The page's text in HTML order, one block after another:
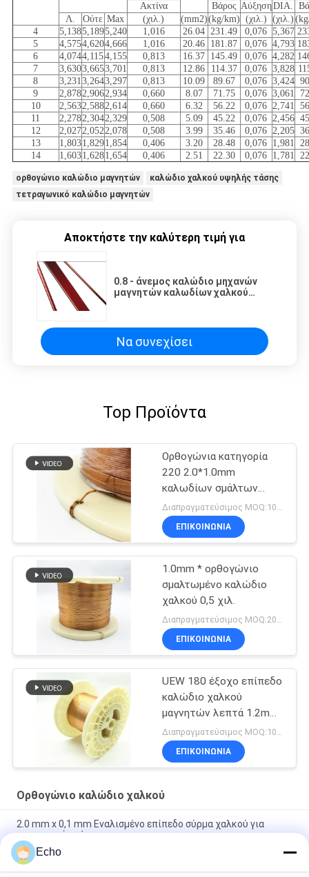
Ακτίνα Βάρος ΑύξησηDIA.
Λ.
Ούτε Max (χιλ.) (mm2)(kg/km) (χιλ.) (χιλ.)
4
5,1385,1895,240 1,016 26.04 231.49 0,076 5,367
5
4,5754,6204,666 1,016 20.46 181.87 0,076 4,793
6
4,0744,1154,155 0,813 16.37 145.49 0,076 4,282
7
3,6303,6653,701 0,813 12.86 114.37 0,076 3,828
8
3,2313,2643,297 0,813 10.09 89.67 0,076 3,424
9
2,8782,9062,934 0,660 8.07 71.75 0,076 3,061
10
2,5632,5882,614 0,660 6.32 56.22 0,076 2,741
11
2,2782,3042,329 0,508 5.09 45.22 0,076 2,456
12
2,0272,0522,078 0,508 3.99 35.46 0,076 2,205
13
1,8031,8291,854 0,406 3.20 28.48 0,076 1,981
14
1,6031,6281,654 0,406 2.51 22.30 0,076 1,781
ορθογώνιο καλώδιο μαγνητών
καλώδιο χαλκού υψηλής τάσης
τετραγωνικό καλώδιο μαγνητών
Αποκτήστε την καλύτερη τιμή για
0.8 - άνεμος καλώδιο μηχανών
μαγνητών καλωδίων χαλκού
Να συνεχίσει
Top Προϊόντα
Ορθογώνια κατηγορία
220 2.0*1.0mm
καλωδίων σμάλτων
χαλκού AIW
Διαπραγματεύσιμος MOQ:10 χιλιόγραμμο/χιλιόγραμμα
ΕΠΙΚΟΙΝΩΝΙΑ
1.0mm * ορθογώνιο
σμαλτωμένο καλώδιο
χαλκού 0,5 χιλ.
ΕΠΙΚΟΙΝΩΝΙΑ
UEW 180 έξοχο επίπεδο
καλώδιο χαλκού
μαγνητών λεπτά 1.2mm
για το τύλιγμα
ΕΠΙΚΟΙΝΩΝΙΑ
Ορθογώνιο καλώδιο χαλκού
2.0 mm x 0,1 mm Εναλισμένο επίπεδο σύρμα χαλκού για
ενεργειακά οχήματα
Υπερ 1,8 mmx0,2 mm UL AIW Εναμελωμένο χαλκό επίπεδο
σύρμα για κινητήρα
Echo